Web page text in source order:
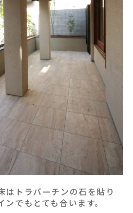
はトラバーチンの石を貼り
でもとても合います。